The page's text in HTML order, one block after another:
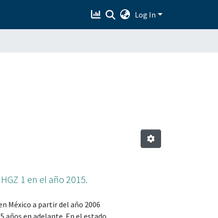
Log In
1 en el año 2015.
México a partir del año 2006
años en adelante. En el estado